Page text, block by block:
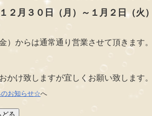
１２月３０日（月）～１月２日（火
）からは通常通り営業させて頂きます
かけ致しますが宜しくお願い致します
お知らせ☆へ